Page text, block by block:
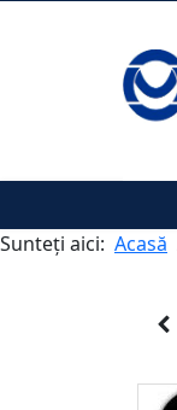
Sunteți aici: Acasă